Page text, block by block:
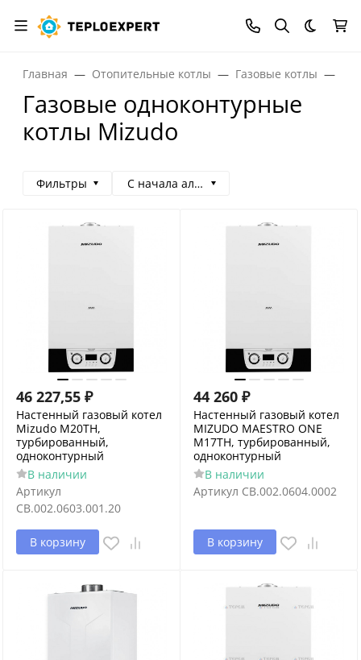
Темная
Главная Отопительные котлы Газовые котлы
Газовые одноконтурные
котлы Mizudo
Фильтры С начала алфавита
46 227,55 ₽
Настенный газовый котел
Mizudo M20ТH,
турбированный,
одноконтурный
В наличии
Артикул
CB.002.0603.001.20
В корзину
44 260 ₽
Настенный газовый котел
MIZUDO MAESTRO ONE
M17ТH, турбированный,
одноконтурный
В наличии
Артикул CB.002.0604.0002
В корзину